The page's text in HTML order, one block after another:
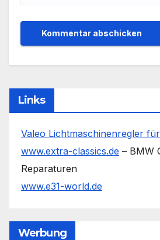
Links
Valeo Lichtmaschinenregler
www.extra-classics.de – BMW
Reparaturen
www.e31-world.de
Werbung